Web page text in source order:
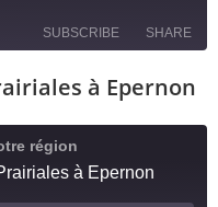
SUBSCRIBE SHARE
à Epernon
région
à Epernon